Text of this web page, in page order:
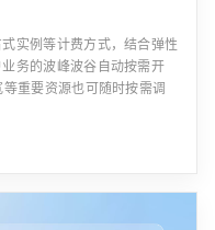
实例等计费方式，结合弹性
务的波峰波谷自动按需开
重要资源也可随时按需调